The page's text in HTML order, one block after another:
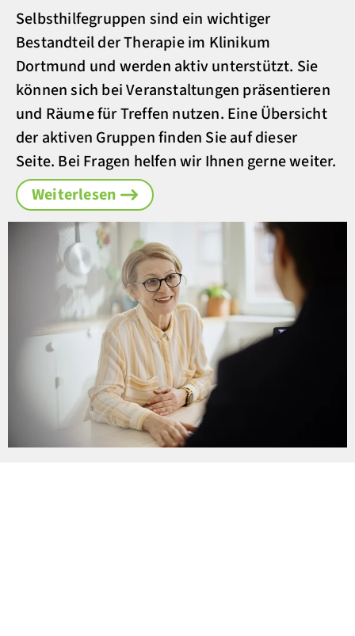
Selbsthilfegruppen sind ein wichtiger
Bestandteil der Therapie im Klinikum
Dortmund und werden aktiv unterstützt. Sie
können sich bei Veranstaltungen präsentieren
und Räume für Treffen nutzen. Eine Übersicht
der aktiven Gruppen finden Sie auf dieser
Seite. Bei Fragen helfen wir Ihnen gerne weiter.
Weiterlesen